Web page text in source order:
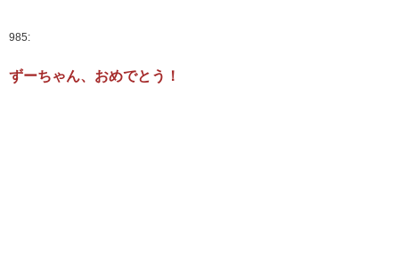
985:
ずーちゃん、おめでとう！